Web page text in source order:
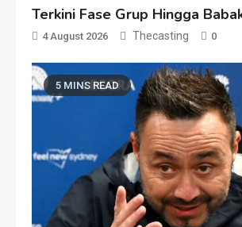
Terkini Fase Grup Hingga
4 August 2026 Thecasting 0
5 MINS READ